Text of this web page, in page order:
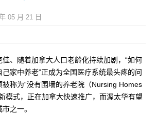
05 月 21 日
、随着加拿大人口老龄化持续加剧，“如何
家中养老”正成为全国医疗系统最头疼的问
称为“没有围墙的养老院（Nursing Homes
模式，正在加拿大快速推广，而渥太华有望
之一。